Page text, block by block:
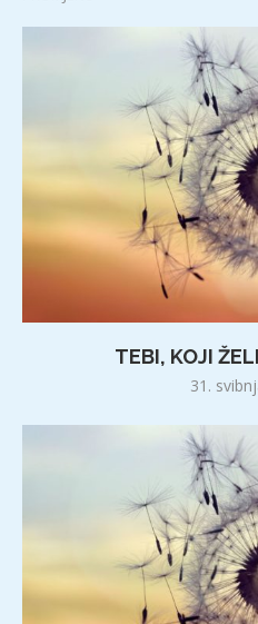
TEBI, KOJI
31.